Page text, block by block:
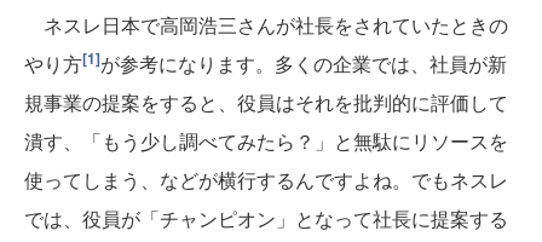
ネスレ日本で高岡浩三さんが社長をされていたときの
やり方[1]が参考になります。多くの企業では、社員が新
規事業の提案をすると、役員はそれを批判的に評価して
潰す、「もう少し調べてみたら？」と無駄にリソースを
使ってしまう、などが横行するんですよね。でもネスレ
では、役員が「チャンピオン」となって社長に提案する